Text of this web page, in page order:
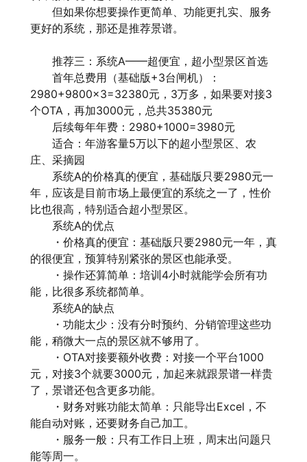
但如果你想要操作更简单、功能更扎实、服务
更好的系统，那还是推荐景谱。
推荐三：系统A——超便宜，超小型景区首选
首年总费用（基础版+3台闸机）：
2980+9800×3=32380元，3万多，如果要对接3
个OTA，再加3000元，总共35380元
后续每年年费：2980+1000=3980元
适合：年游客量5万以下的超小型景区、农
庄、采摘园
系统A的价格真的便宜，基础版只要2980元一
年，应该是目前市场上最便宜的系统之一了，性价
比也很高，特别适合超小型景区。
系统A的优点
・价格真的便宜：基础版只要2980元一年，真
的很便宜，预算特别紧张的景区也能承受。
・操作还算简单：培训4小时就能学会所有功
能，比很多系统都简单。
系统A的缺点
・功能太少：没有分时预约、分销管理这些功
能，稍微大一点的景区就不够用了。
・OTA对接要额外收费：对接一个平台1000
元，对接3个就要3000元，加起来就跟景谱一样贵
了，景谱还包含更多功能。
・财务对账功能太简单：只能导出Excel，不
能自动对账，还要财务自己加工。
・服务一般：只有工作日上班，周末出问题只
能等周一。